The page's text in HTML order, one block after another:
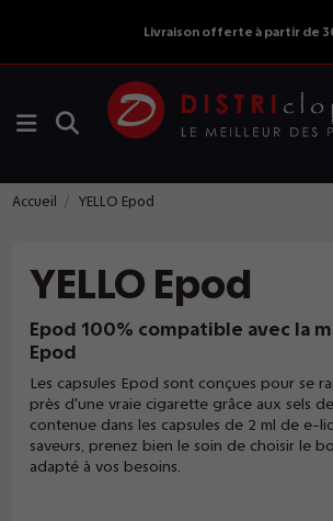
Livraison offerte à partir de
Accueil YELLO Epod
YELLO Epod
Epod 100% compatible avec la
Epod
Les capsules Epod sont conçues pour se
près d'une vraie cigarette grâce aux sels
contenue dans les capsules de 2 ml de e-
saveurs, prenez bien le soin de choisir le
adapté à vos besoins.